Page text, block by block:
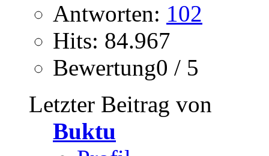
Antworten: 102
Hits: 84.967
Bewertung0 / 5
Letzter Beitrag von
Buktu